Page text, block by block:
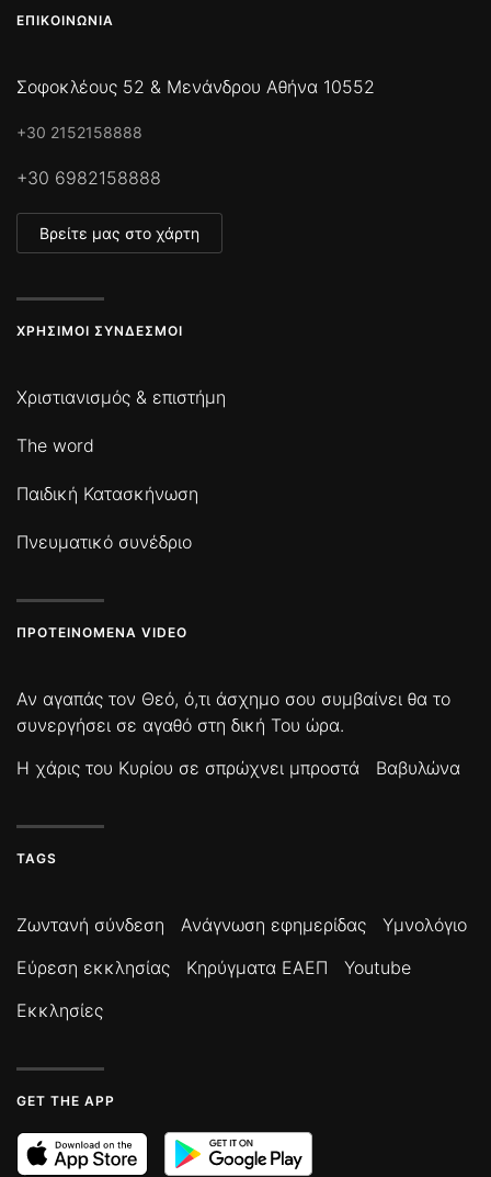
ΕΠΙΚΟΙΝΩΝΊΑ
Σοφοκλέους 52 & Μενάνδρου Αθήνα 10552
+30 2152158888
+30 6982158888
Βρείτε μας στο χάρτη
ΧΡΉΣΙΜΟΙ ΣΎΝΔΕΣΜΟΙ
Χριστιανισμός & επιστήμη
The word
Παιδική Κατασκήνωση
Πνευματικό συνέδριο
ΠΡΟΤΕΙΝΌΜΕΝΑ VIDEO
Αν αγαπάς τον Θεό, ό,τι άσχημο σου συμβαίνει θα το
συνεργήσει σε αγαθό στη δική Του ώρα.
Η χάρις του Κυρίου σε σπρώχνει μπροστά
Βαβυλώνα
TAGS
Ζωντανή σύνδεση Ανάγνωση εφημερίδας
Υμνολόγιο
Εύρεση εκκλησίας
Κηρύγματα ΕΑΕΠ
Youtube
Εκκλησίες
GET THE APP